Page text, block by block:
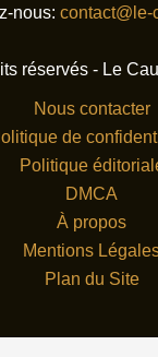
nous: contact@le-
réservés - Le
Nous contacter
de
Politique
DMCA
À propos
Mentions
Plan du Site